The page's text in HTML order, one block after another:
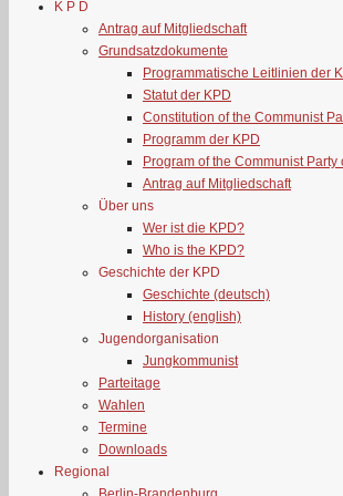
K P D
Antrag auf Mitgliedschaft
Grundsatzdokumente
Programmatische Leitlinien der
Statut der KPD
Constitution of the Communist
Programm der KPD
Program of the Communist Party
Antrag auf Mitgliedschaft
Über uns
Wer ist die KPD?
Who is the KPD?
Geschichte der KPD
Geschichte (deutsch)
History (english)
Jugendorganisation
Jungkommunist
Parteitage
Wahlen
Termine
Downloads
Regional